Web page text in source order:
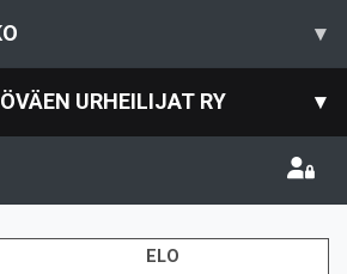
▾
URHEILIJAT RY ▾
ELO